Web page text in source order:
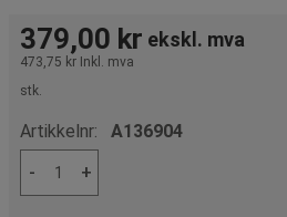
379,00 kr ekskl. mva
473,75 kr Inkl. mva
stk.
Artikkelnr: A136904
-
+